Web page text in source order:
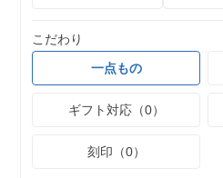
こだわり
一点もの
ギフト対応（0）
刻印（0）